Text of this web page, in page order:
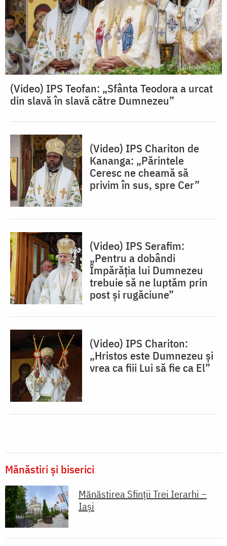
(Video) IPS Teofan: „Sfânta Teodora a urcat
din slavă în slavă către Dumnezeu”
(Video) IPS Chariton de
Kananga: „Părintele
Ceresc ne cheamă să
privim în sus, spre Cer”
(Video) IPS Serafim:
„Pentru a dobândi
Împărăția lui Dumnezeu
trebuie să ne luptăm prin
post și rugăciune”
(Video) IPS Chariton:
„Hristos este Dumnezeu și
vrea ca fiii Lui să fie ca El”
Mănăstiri și biserici
Mănăstirea Sfinții Trei Ierarhi –
Iași